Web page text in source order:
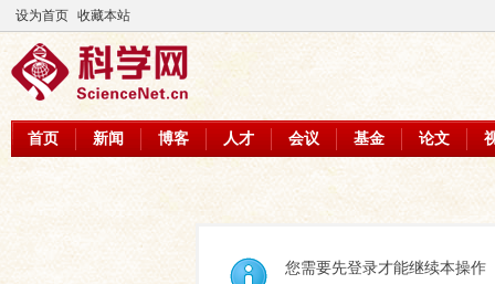
设为首页 收藏本站
首页 新闻 博客 人才 会议 基金 论文
您需要先登录才能继续本操作